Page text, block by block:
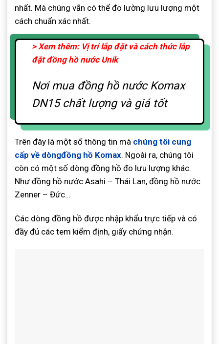
nhất. Mà chúng vẫn có thể đo lường lưu lượng một
cách chuẩn xác nhất.
> Xem thêm: Vị trí lắp đặt và cách thức lắp
đặt đồng hồ nước Unik
Nơi mua đồng hồ nước Komax
DN15 chất lượng và giá tốt
Trên đây là một số thông tin mà chúng tôi cung
cấp về dòngđồng hồ Komax. Ngoài ra, chúng tôi
còn có một số dòng đồng hồ đo lưu lượng khác.
Như đồng hồ nước Asahi – Thái Lan, đồng hồ nước
Zenner – Đức…
Các dòng đồng hồ được nhập khẩu trực tiếp và có
đầy đủ các tem kiểm định, giấy chứng nhận.